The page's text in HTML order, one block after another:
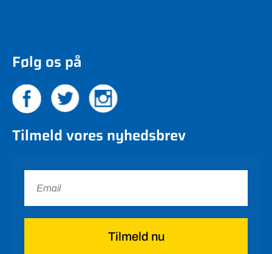
Følg os på
Tilmeld vores nyhedsbrev
Tilmeld nu